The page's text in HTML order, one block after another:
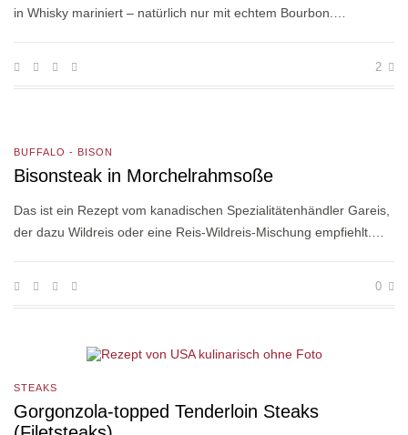
in Whisky mariniert – natürlich nur mit echtem Bourbon.…
2
BUFFALO - BISON
Bisonsteak in Morchelrahmsoße
Das ist ein Rezept vom kanadischen Spezialitätenhändler Gareis,
der dazu Wildreis oder eine Reis-Wildreis-Mischung empfiehlt.…
0
STEAKS
Gorgonzola-topped Tenderloin Steaks